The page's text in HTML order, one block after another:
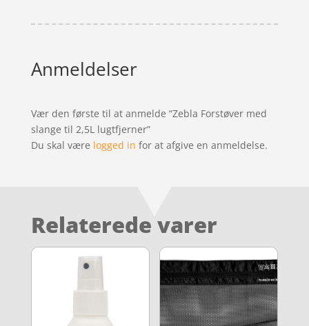
Anmeldelser
Vær den første til at anmelde “Zebla Forstøver med
slange til 2,5L lugtfjerner”
Du skal være logged in for at afgive en anmeldelse.
Relaterede varer